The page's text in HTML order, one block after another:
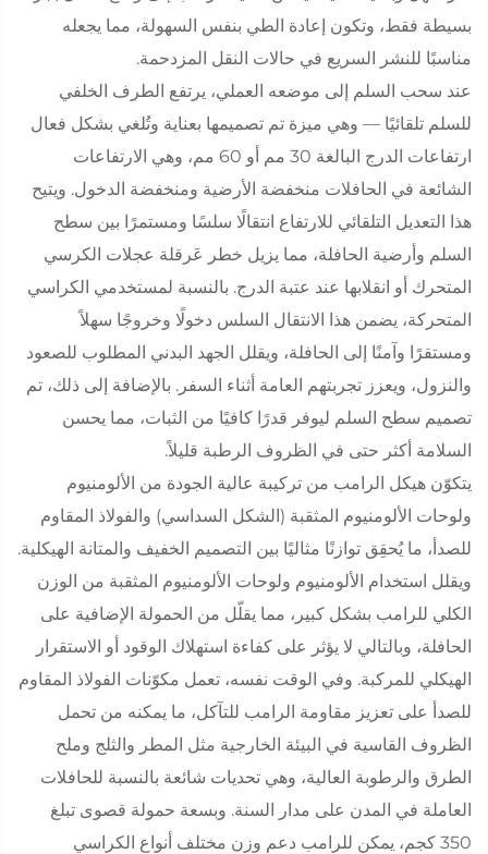
بسيطة فقط، وتكون إعادة الطي بنفس السهولة، مما يجعله
مناسبًا للنشر السريع في حالات النقل المزدحمة.
عند سحب السلم إلى موضعه العملي، يرتفع الطرف الخلفي
للسلم تلقائيًا — وهي ميزة تم تصميمها بعناية وتُلغي بشكل فعال
ارتفاعات الدرج البالغة 30 مم أو 60 مم، وهي الارتفاعات
الشائعة في الحافلات منخفضة الأرضية ومنخفضة الدخول. ويتيح
هذا التعديل التلقائي للارتفاع انتقالًا سلسًا ومستمرًا بين سطح
السلم وأرضية الحافلة، مما يزيل خطر عَرقلة عجلات الكرسي
المتحرك أو انقلابها عند عتبة الدرج. بالنسبة لمستخدمي الكراسي
المتحركة، يضمن هذا الانتقال السلس دخولًا وخروجًا سهلاً
ومستقرًا وآمنًا إلى الحافلة، ويقلل الجهد البدني المطلوب للصعود
والنزول، ويعزز تجربتهم العامة أثناء السفر. بالإضافة إلى ذلك، تم
تصميم سطح السلم ليوفر قدرًا كافيًا من الثبات، مما يحسن
السلامة أكثر حتى في الظروف الرطبة قليلاً.
يتكوّن هيكل الرامب من تركيبة عالية الجودة من الألومنيوم
ولوحات الألومنيوم المثقبة (الشكل السداسي) والفولاذ المقاوم
للصدأ، ما يُحقِق توازنًا مثاليًا بين التصميم الخفيف والمتانة الهيكلية.
ويقلل استخدام الألومنيوم ولوحات الألومنيوم المثقبة من الوزن
الكلي للرامب بشكل كبير، مما يقلّل من الحمولة الإضافية على
الحافلة، وبالتالي لا يؤثر على كفاءة استهلاك الوقود أو الاستقرار
الهيكلي للمركبة. وفي الوقت نفسه، تعمل مكوّنات الفولاذ المقاوم
للصدأ على تعزيز مقاومة الرامب للتآكل، ما يمكنه من تحمل
الظروف القاسية في البيئة الخارجية مثل المطر والثلج وملح
الطرق والرطوبة العالية، وهي تحديات شائعة بالنسبة للحافلات
العاملة في المدن على مدار السنة. وبسعة حمولة قصوى تبلغ
350 كجم، يمكن للرامب دعم وزن مختلف أنواع الكراسي